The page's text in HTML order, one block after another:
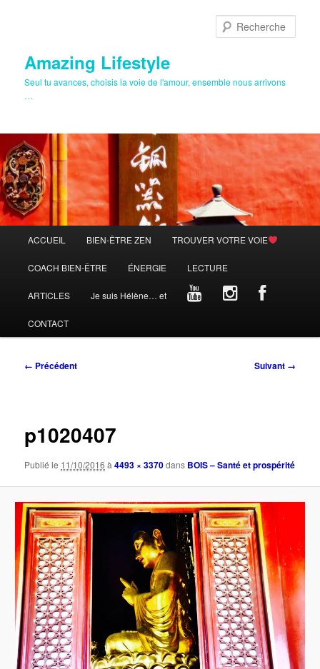
Amazing Lifestyle
Seul tu avances, choisis la voie de l'amour, ensemble nous arrivons
…
principal
ACCUEIL BIEN-ÊTRE ZEN TROUVER VOTRE VOIE
COACH BIEN-ÊTRE ÉNERGIE LECTURE
ARTICLES Je suis Hélène… et
CONTACT
Navigation
← Précédent Suivant →
p1020407
Publié le 11/10/2016 à4493 × 3370dans BOIS – Santé et prospérité